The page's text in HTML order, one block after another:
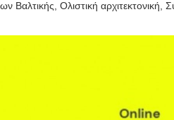
Βαλτικής, Ολιστική αρχιτεκτονική,